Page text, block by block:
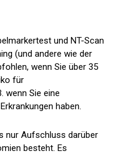
und NT-Scan
(und andere wie der
wenn Sie über 35
für
wenn Sie eine
haben.
nur Aufschluss darüber
besteht. Es